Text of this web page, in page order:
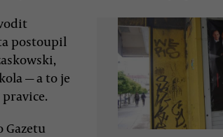
postoupil
— a to je
Gazetu